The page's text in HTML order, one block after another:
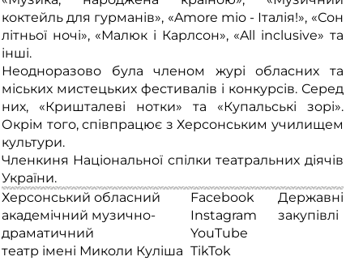
коктейль для гурманів», «Amore mio - Італія!», «Сон
літньої ночі», «Малюк і Карлсон», «All inclusive» та
інші.
Неодноразово була членом журі обласних та
міських мистецьких фестивалів і конкурсів. Серед
них, «Кришталеві нотки» та «Купальські зорі».
Окрім того, співпрацює з Херсонським училищем
культури.
Членкиня Національної спілки театральних діячів
України.
Херсонський обласний
академічний музично-
драматичний
театр імені Миколи Куліша
Facebook
Instagram
YouTube
TikTok
Державні
закупівлі